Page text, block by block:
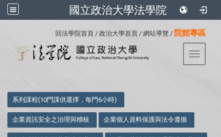
國立政治大學法學院
回法學院首頁 / 政治大學首頁 / 網站導覽 / 院館專區
Toggle
系列課程(10門課供選擇，每門6小時)
企業資訊安全之治理與稽核 企業個人資料保護與法令遵循